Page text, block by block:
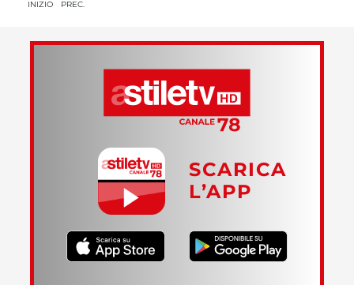
INIZIO PREC.
SCARICA
L’APP